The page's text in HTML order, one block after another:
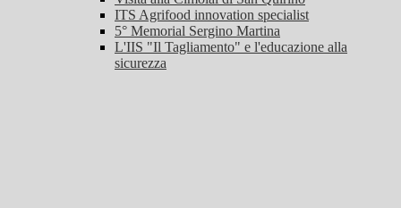
ITS Agrifood innovation specialist
5° Memorial Sergino Martina
L'IIS "Il Tagliamento" e l'educazione alla
sicurezza